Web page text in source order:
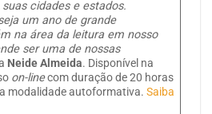
cidades e estados.
um ano de grande
na área da leitura em nosso
ser uma de nossas
Neide Almeida. Disponível na
on-linecom duração de 20 horas
modalidade autoformativa. Saiba